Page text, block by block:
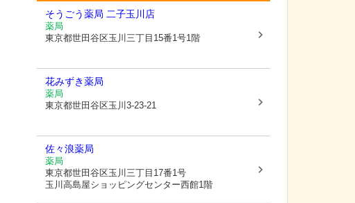
そうごう薬局 二子玉川店
薬局
東京都世田谷区玉川三丁目15番1号1階
花みずき薬局
薬局
東京都世田谷区玉川3-23-21
佐々浪薬局
薬局
東京都世田谷区玉川三丁目17番1号
玉川高島屋ショッピングセンター西館1階